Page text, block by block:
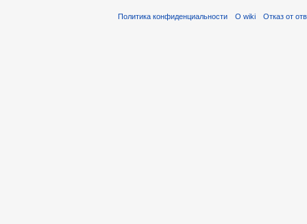
Политика конфиденциальности О wiki Отказ от